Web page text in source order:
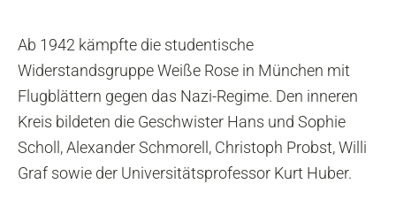
Ab 1942 kämpfte die studentische
Widerstandsgruppe Weiße Rose in München mit
Flugblättern gegen das Nazi-Regime. Den inneren
Kreis bildeten die Geschwister Hans und Sophie
Scholl, Alexander Schmorell, Christoph Probst, Willi
Graf sowie der Universitätsprofessor Kurt Huber.